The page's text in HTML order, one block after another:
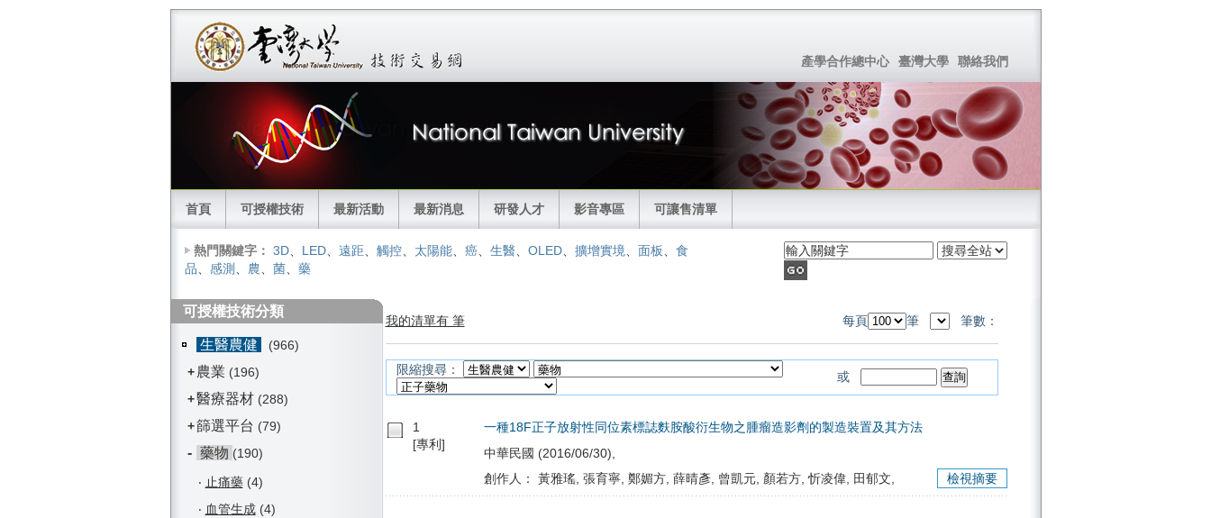
產學合作總中心 臺灣大學 聯絡我們
首頁 可授權技術 最新活動 最新消息 研發人才 影音專區 可讓售清單
熱門關鍵字： 3D、 LED、 遠距、 觸控、 太陽能、 癌、 生醫、 OLED、 擴增實境、 面板、 食
品、 感測 、 農、 菌、 藥
可授權技術分類
生醫農健
(966)
+ 農業 (196)
+醫療器材 (288)
+篩選平台 (79)
- 藥物 (190)
‧ 止痛藥(4)
‧ 血管生成(4)
我的清單有 筆 每頁 筆 筆數：
限縮搜尋： 或
1
[專利]
一種18F正子放射性同位素標誌麩胺酸衍生物之腫瘤造影劑的製造裝置及其方法
中華民國 (2016/06/30),
創作人： 黃雅瑤, 張育寧, 鄭媚方, 薛晴彥, 曾凱元, 顏若方, 忻凌偉, 田郁文,
檢視摘要